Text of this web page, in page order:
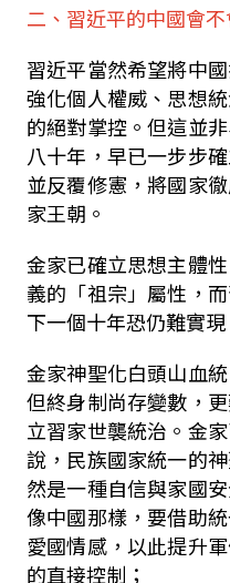
二、習近平的中國會不
習近平當然希望將中
強化個人權威、思想
的絕對掌控。但這並
八十年，早已一步步
並反覆修憲，將國家
家王朝。
金家已確立思想主體
義的「祖宗」屬性，
下一個十年恐仍難實現
金家神聖化白頭山血
但終身制尚存變數，
立習家世襲統治。金
說，民族國家統一的
然是一種自信與家國
像中國那樣，要借助
愛國情感，以此提升
的直接控制；